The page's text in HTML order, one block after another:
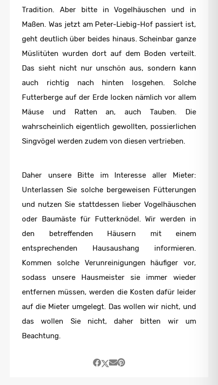
Tradition. Aber bitte in Vogelhäuschen und in
Maßen. Was jetzt am Peter-Liebig-Hof passiert ist,
geht deutlich über beides hinaus. Scheinbar ganze
Müslitüten wurden dort auf dem Boden verteilt.
Das sieht nicht nur unschön aus, sondern kann
auch richtig nach hinten losgehen. Solche
Futterberge auf der Erde locken nämlich vor allem
Mäuse und Ratten an, auch Tauben. Die
wahrscheinlich eigentlich gewollten, possierlichen
Singvögel werden zudem von diesen vertrieben.
Daher unsere Bitte im Interesse aller Mieter:
Unterlassen Sie solche bergeweisen Fütterungen
und nutzen Sie stattdessen lieber Vogelhäuschen
oder Baumäste für Futterknödel. Wir werden in
den betreffenden Häusern mit einem
entsprechenden Hausaushang informieren.
Kommen solche Verunreinigungen häufiger vor,
sodass unsere Hausmeister sie immer wieder
entfernen müssen, werden die Kosten dafür leider
auf die Mieter umgelegt. Das wollen wir nicht, und
das wollen Sie nicht, daher bitten wir um
Beachtung.